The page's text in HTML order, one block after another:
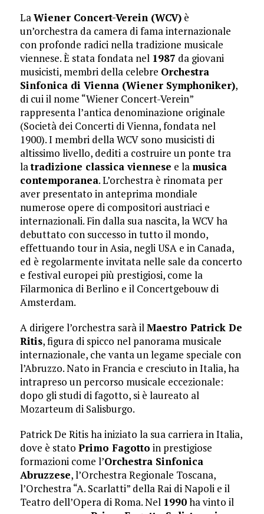
LaWiener Concert-Verein (WCV)è
un’orchestra da camera di fama internazionale
con profonde radici nella tradizione musicale
viennese. È stata fondata nel 1987 da giovani
musicisti, membri della celebre Orchestra
Sinfonica di Vienna (Wiener Symphoniker),
di cui il nome “Wiener Concert-Verein”
rappresenta l’antica denominazione originale
(Società dei Concerti di Vienna, fondata nel
1900). I membri della WCV sono musicisti di
altissimo livello, dediti a costruire un ponte tra
latradizione classica viennese e la musica
contemporanea. L’orchestra è rinomata per
aver presentato in anteprima mondiale
numerose opere di compositori austriaci e
internazionali. Fin dalla sua nascita, la WCV ha
debuttato con successo in tutto il mondo,
effettuando tour in Asia, negli USA e in Canada,
ed è regolarmente invitata nelle sale da concerto
e festival europei più prestigiosi, come la
Filarmonica di Berlino e il Concertgebouw di
Amsterdam.
A dirigere l’orchestra sarà ilMaestro Patrick De
Ritis, figura di spicco nel panorama musicale
internazionale, che vanta un legame speciale con
l’Abruzzo. Nato in Francia e cresciuto in Italia, ha
intrapreso un percorso musicale eccezionale:
dopo gli studi di fagotto, si è laureato al
Mozarteum di Salisburgo.
Patrick De Ritis ha iniziato la sua carriera in Italia,
dove è stato Primo Fagotto in prestigiose
formazioni come l’Orchestra Sinfonica
Abruzzese, l’Orchestra Regionale Toscana,
l’Orchestra “A. Scarlatti” della Rai di Napoli e il
Teatro dell’Opera di Roma. Nel 1990ha vinto il